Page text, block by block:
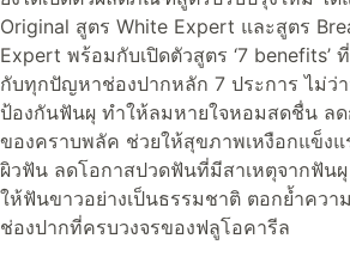
Original สูตร White Expert และสูตร
Expert พร้อมกับเปิดตัวสูตร ‘7 benefits’
กับทุกปัญหาช่องปากหลัก 7 ประการ ไม่ว่า
ป้องกันฟันผุ ทำให้ลมหายใจหอมสดชื่น ลด
ของคราบพลัค ช่วยให้สุขภาพเหงือกแข็งแ
ผิวฟัน ลดโอกาสปวดฟันที่มีสาเหตุจากฟัน
ให้ฟันขาวอย่างเป็นธรรมชาติ ตอกย้ำควา
ช่องปากที่ครบวงจรของฟลูโอคารีล